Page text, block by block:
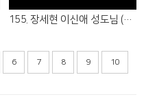
155. 장세현 이신애 성도님 (26.03.22 - 1남전도회, 3여전도회)
6 7 8 9 10